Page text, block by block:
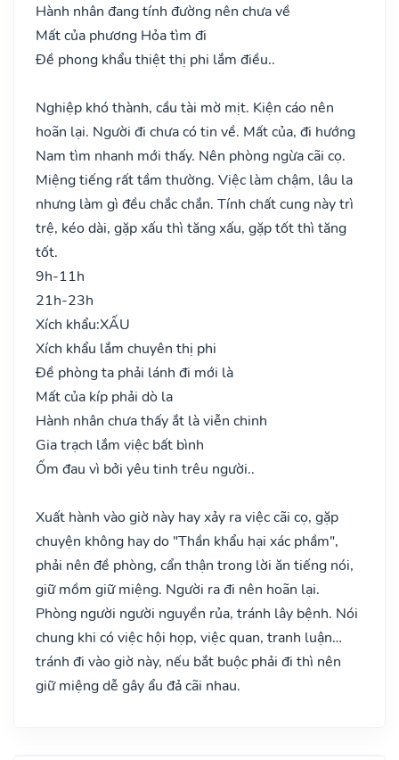
Hành nhân đang tính đường nên chưa về
Mất của phương Hỏa tìm đi
Đề phong khẩu thiệt thị phi lắm điều..
Nghiệp khó thành, cầu tài mờ mịt. Kiện cáo nên
hoãn lại. Người đi chưa có tin về. Mất của, đi hướng
Nam tìm nhanh mới thấy. Nên phòng ngừa cãi cọ.
Miệng tiếng rất tầm thường. Việc làm chậm, lâu la
nhưng làm gì đều chắc chắn. Tính chất cung này trì
trệ, kéo dài, gặp xấu thì tăng xấu, gặp tốt thì tăng
tốt.
9h-11h
21h-23h
Xích khẩu:XẤU
Xích khẩu lắm chuyên thị phi
Đề phòng ta phải lánh đi mới là
Mất của kíp phải dò la
Hành nhân chưa thấy ắt là viễn chinh
Gia trạch lắm việc bất bình
Ốm đau vì bởi yêu tinh trêu người..
Xuất hành vào giờ này hay xảy ra việc cãi cọ, gặp
chuyện không hay do "Thần khẩu hại xác phầm",
phải nên đề phòng, cẩn thận trong lời ăn tiếng nói,
giữ mồm giữ miệng. Người ra đi nên hoãn lại.
Phòng người người nguyền rủa, tránh lây bệnh. Nói
chung khi có việc hội họp, việc quan, tranh luận…
tránh đi vào giờ này, nếu bắt buộc phải đi thì nên
giữ miệng dễ gây ẩu đả cãi nhau.